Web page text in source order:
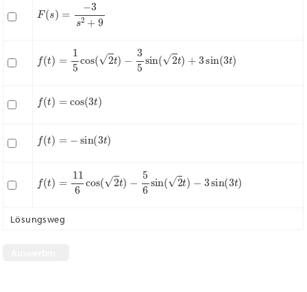
F(s )= 2+9
f(t)= cos 2 )−3 sin 2 )+ 3sin 3t
(t )= 3t)
(t )= (3 t)
f(t)= 6cos 2 t)−5 sin 2 ) 3sin 3t
Lösungsweg